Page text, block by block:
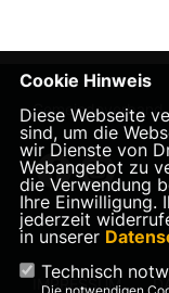
IMPRESSUM
Cookie Hinweis
Diese Webseite
sind, um die
wir Dienste von
Webangebot zu
die Verwendung
Ihre Einwilligung.
jederzeit
in unserer
Technisch